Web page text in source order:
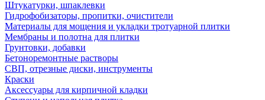
Штукатурки, шпаклевки
Гидрофобизаторы, пропитки, очистители
Материалы для мощения и укладки тротуарной плитки
Мембраны и полотна для плитки
Грунтовки, добавки
Бетоноремонтные растворы
СВП, отрезные диски, инструменты
Краски
Аксессуары для кирпичной кладки